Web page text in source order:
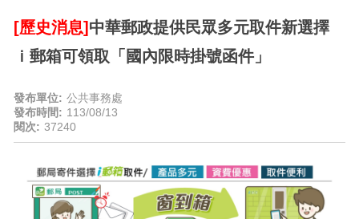
[歷史消息] 中華郵政提供民眾多元取件新選擇
ｉ郵箱可領取「國內限時掛號函件」
發布單位: 公共事務處
發布時間: 113/08/13
閱次: 37240